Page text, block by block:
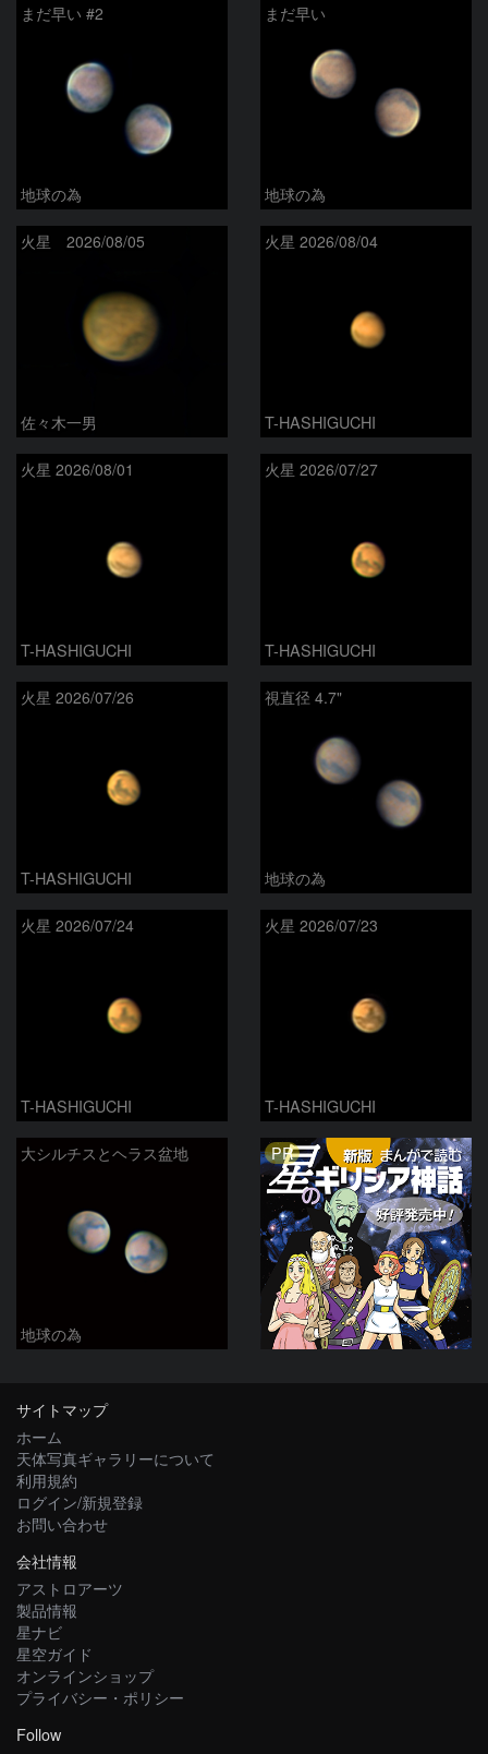
まだ早い #2
地球の為
まだ早い
地球の為
火星 2026/08/05
佐々木一男
火星 2026/08/04
T-HASHIGUCHI
火星 2026/08/01
T-HASHIGUCHI
火星 2026/07/27
T-HASHIGUCHI
火星 2026/07/26
T-HASHIGUCHI
視直径 4.7"
地球の為
火星 2026/07/24
T-HASHIGUCHI
火星 2026/07/23
T-HASHIGUCHI
大シルチスとヘラス盆地
地球の為
PR
サイトマップ
ホーム
天体写真ギャラリーについて
利用規約
ログイン/新規登録
お問い合わせ
会社情報
アストロアーツ
製品情報
星ナビ
星空ガイド
オンラインショップ
プライバシー・ポリシー
Follow